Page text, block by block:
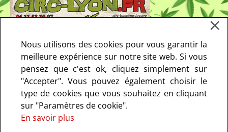
Nous utilisons des cookies pour vous garantir la
meilleure expérience sur notre site web. Si vous
pensez que c'est ok, cliquez simplement sur
"Accepter". Vous pouvez également choisir le
type de cookies que vous souhaitez en cliquant
sur "Paramètres de cookie".
En savoir plus